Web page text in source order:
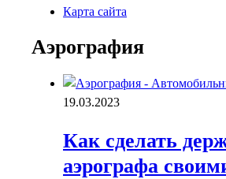
Карта сайта
Аэрография
19.03.2023
Как сделать
аэрографа